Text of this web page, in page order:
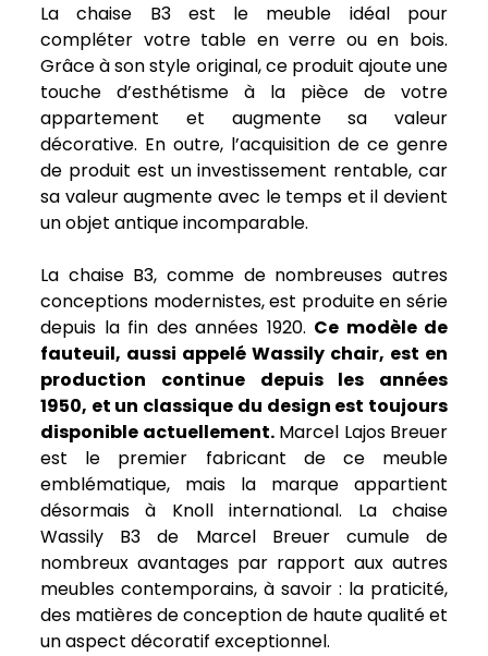
La chaise B3 est le meuble idéal pour
compléter votre table en verre ou en bois.
Grâce à son style original, ce produit ajoute une
touche d’esthétisme à la pièce de votre
appartement et augmente sa valeur
décorative. En outre, l’acquisition de ce genre
de produit est un investissement rentable, car
sa valeur augmente avec le temps et il devient
un objet antique incomparable.
La chaise B3, comme de nombreuses autres
conceptions modernistes, est produite en série
depuis la fin des années 1920. Ce modèle de
fauteuil, aussi appelé Wassily chair, est en
production continue depuis les années
1950, et un classique du design est toujours
disponible actuellement.Marcel Lajos Breuer
est le premier fabricant de ce meuble
emblématique, mais la marque appartient
désormais à Knoll international. La chaise
Wassily B3 de Marcel Breuer cumule de
nombreux avantages par rapport aux autres
meubles contemporains, à savoir : la praticité,
des matières de conception de haute qualité et
un aspect décoratif exceptionnel.